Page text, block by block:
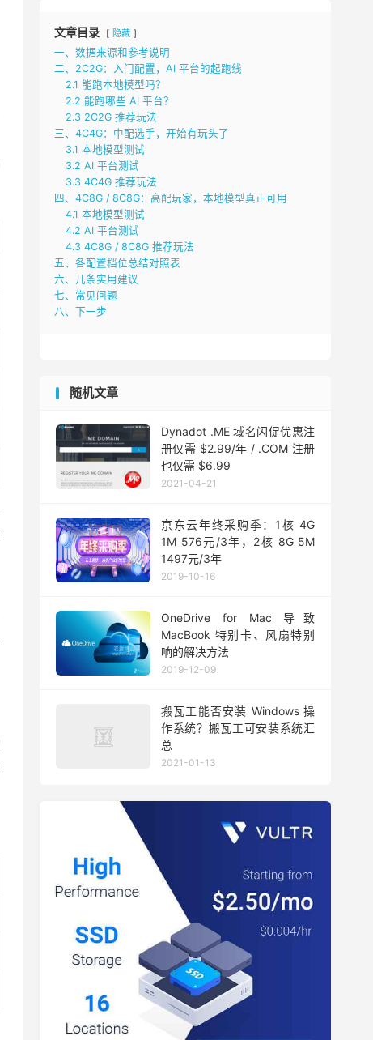
文章目录 隐藏
一、数据来源和参考说明
二、2C2G：入门配置，AI 平台的起跑线
2.1 能跑本地模型吗？
2.2 能跑哪些 AI 平台？
2.3 2C2G 推荐玩法
三、4C4G：中配选手，开始有玩头了
3.1 本地模型测试
3.2 AI 平台测试
3.3 4C4G 推荐玩法
四、4C8G / 8C8G：高配玩家，本地模型真正可用
4.1 本地模型测试
4.2 AI 平台测试
4.3 4C8G / 8C8G 推荐玩法
五、各配置档位总结对照表
六、几条实用建议
七、常见问题
八、下一步
随机文章
Dynadot .ME 域名闪促优惠注
册仅需 $2.99/年 / .COM 注册
也仅需 $6.99
2021-04-21
京东云年终采购季：1核 4G
1M 576元/3年，2核 8G 5M
1497元/3年
2019-10-16
OneDrive for Mac 导致
MacBook 特别卡、风扇特别
响的解决方法
2019-12-09
搬瓦工能否安装 Windows 操
作系统？搬瓦工可安装系统汇
总
2021-01-13